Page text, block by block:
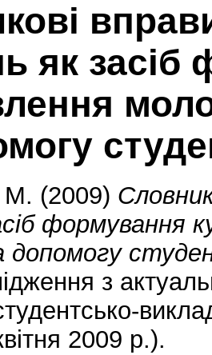
як засіб
М. (2009)
формування
допомогу
з
2009 р.).